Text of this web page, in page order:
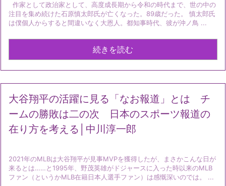
作家として政治家として、高度成長期から令和の時代まで、世の中の
注目を集め続けた石原慎太郎氏が亡くなった。89歳だった。 慎太郎氏
は僕個人からすると間違いなく大恩人。都知事時代、彼が沖ノ鳥 ...
続きを読む
大谷翔平の活躍に見る「なお報道」とは チ
ームの勝敗は二の次 日本のスポーツ報道の
在り方を考える│中川淳一郎
2021年のMLBは大谷翔平が見事MVPを獲得したが、まさかこんな日が
来るとは……と1995年、野茂英雄がドジャースに入った時以来のMLB
ファン（というかMLB在籍日本人選手ファン）は感慨深いのでは。 ...